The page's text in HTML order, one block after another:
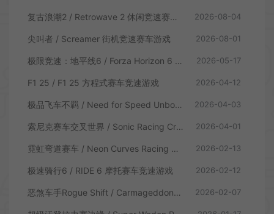
复古浪潮2 / Retrowave 2 休闲竞速赛车游戏 2026-08-04
尖叫者 / Screamer 街机竞速赛车游戏 2026-08-01
极限竞速：地平线6 / Forza Horizon 6 赛车竞速游戏 2026-05-17
F1 25 / F1 25 方程式赛车竞速游戏 2026-04-12
极品飞车不羁 / Need for Speed Unbound 赛车竞速游戏 2026-04-03
索尼克赛车交叉世界 / Sonic Racing CrossWorlds 卡通竞速游戏 2026-04-01
霓虹弯道赛车 / Neon Curves Racing 俯视角街机赛车游戏 2026-02-13
极速骑行6 / RIDE 6 摩托赛车竞速游戏 2026-02-12
恶煞车手Rogue Shift / Carmageddon Rogue Shift 末日飞车竞速游戏 2026-02-07